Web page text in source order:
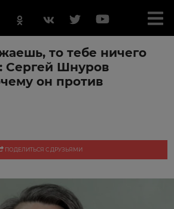
то тебе ничего
Сергей Шнуров
он против
ПОДЕЛИТЬСЯ С ДРУЗЬЯМИ